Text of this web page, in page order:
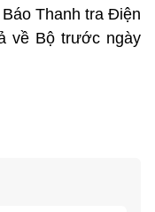
Thanh tra Điện
về Bộ trước ngày